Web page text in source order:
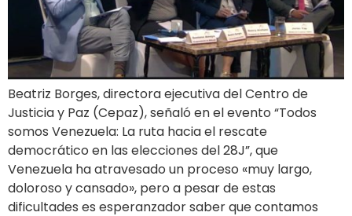
Beatriz Borges, directora ejecutiva del Centro de
Justicia y Paz (Cepaz), señaló en el evento “Todos
somos Venezuela: La ruta hacia el rescate
democrático en las elecciones del 28J”, que
Venezuela ha atravesado un proceso «muy largo,
doloroso y cansado», pero a pesar de estas
dificultades es esperanzador saber que contamos